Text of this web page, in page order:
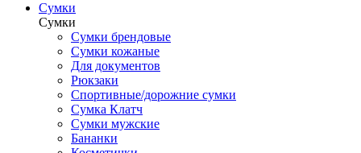
Сумки
Сумки
Сумки брендовые
Сумки кожаные
Для документов
Рюкзаки
Спортивные/дорожние сумки
Сумка Клатч
Сумки мужские
Бананки